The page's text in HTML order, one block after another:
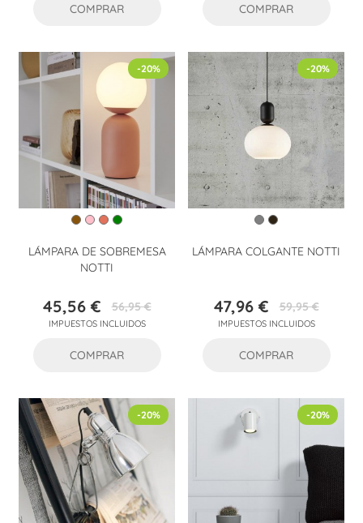
COMPRAR COMPRAR
LÁMPARA DE SOBREMESA
NOTTI
Precio
45,56 €Precio
base
56,95 €
IMPUESTOS INCLUIDOS
-20%
COMPRAR
LÁMPARA COLGANTE NOTTI
Precio
47,96 €Precio
base
59,95 €
IMPUESTOS INCLUIDOS
-20%
COMPRAR
-20% -20%